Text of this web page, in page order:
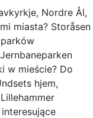
Nordre Ål,
miasta? Storåsen
w mieście? Do
hjem,